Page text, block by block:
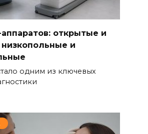
открытые и
и
одним из ключевых